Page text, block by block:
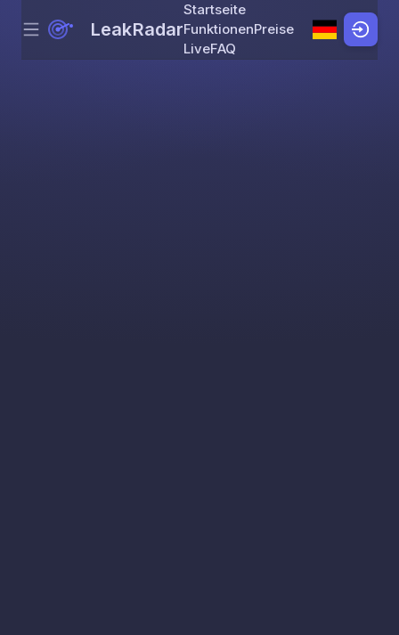
Skip to content
Menu LeakRadar
Startseite
FunktionenPreise
LiveFAQ